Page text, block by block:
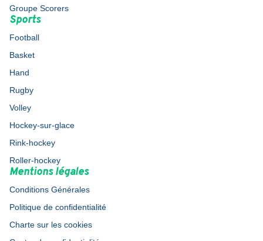
Groupe Scorers
Sports
Football
Basket
Hand
Rugby
Volley
Hockey-sur-glace
Rink-hockey
Roller-hockey
Mentions légales
Conditions Générales
Politique de confidentialité
Charte sur les cookies